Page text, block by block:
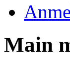
Main